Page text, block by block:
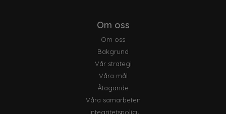
Om oss
Om oss
Bakgrund
Vår strategi
Våra mål
Åtagande
Våra samarbeten
Integritetspolicy